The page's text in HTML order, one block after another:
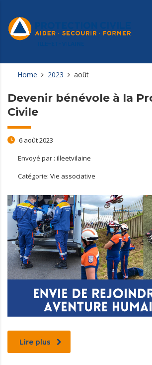
Home 2023 août
Devenir bénévole à la
Civile
6 août 2023
Envoyé par : illeetvilaine
Catégorie: Vie associative
Lire plus